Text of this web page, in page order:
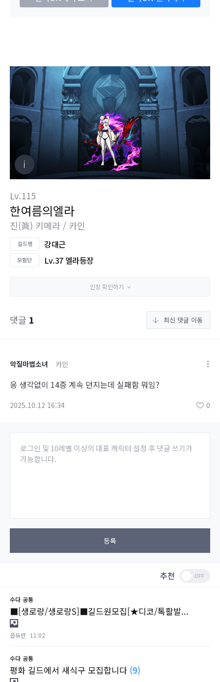
Lv.115
한여름의엘라
진(眞) 키메라 / 카인
강대근
Lv.37 엘라등장
인장 확인하기
댓글 1 최신 댓글 이동
악질마법소녀 카인
응 생각없이 14증 계속 던지는데 실패함 뭐임?
2025.10.12 16:34 0
로그인 및 10레벨 이상의 대표 캐릭터 설정 후 댓글 쓰기가
가능합니다.
등록
추천
수다 공통
■[생로랑/생로랑S]■길드원모집[★디코/톡활발...
콥듀란 11:02
수다 공통
평화 길드에서 새식구 모집합니다 (9)